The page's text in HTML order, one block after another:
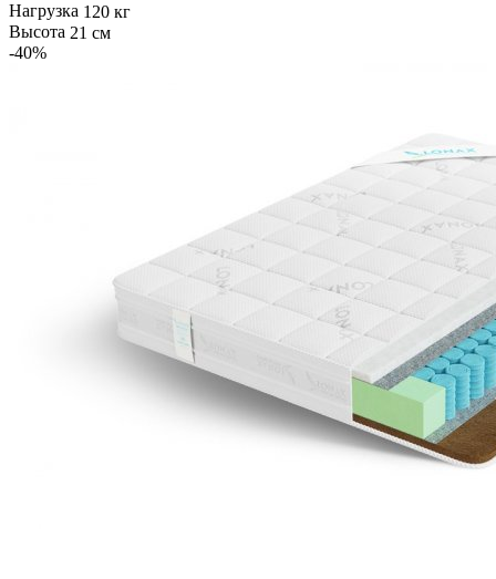
Нагрузка 120 кг
Высота 21 см
-40%